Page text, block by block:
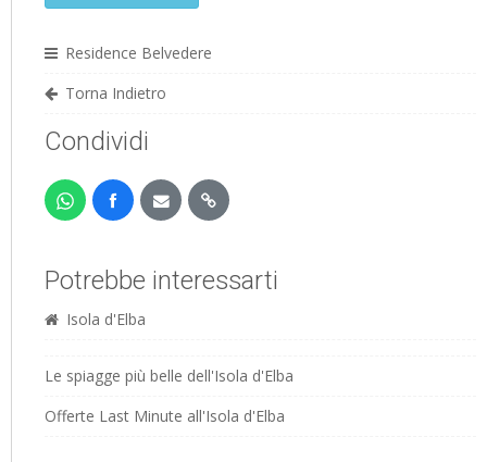
Residence Belvedere
Torna Indietro
Condividi
Potrebbe interessarti
Isola d'Elba
Le spiagge più belle dell'Isola d'Elba
Offerte Last Minute all'Isola d'Elba